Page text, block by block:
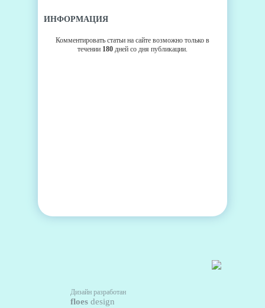
ИНФОРМАЦИЯ
Комментировать статьи на сайте возможно только в
течении 180 дней со дня публикации.
Дизайн разработан
floes design